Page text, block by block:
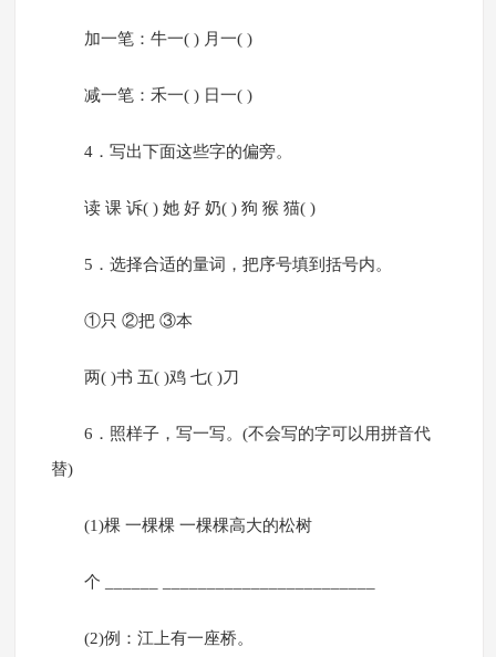
加一笔：牛一( ) 月一( )
减一笔：禾一( ) 日一( )
4．写出下面这些字的偏旁。
读 课 诉( ) 她 好 奶( ) 狗 猴 猫( )
5．选择合适的量词，把序号填到括号内。
①只 ②把 ③本
两( )书 五( )鸡 七( )刀
6．照样子，写一写。(不会写的字可以用拼音代
替)
(1)棵 一棵棵 一棵棵高大的松树
个 ______ ________________________
(2)例：江上有一座桥。